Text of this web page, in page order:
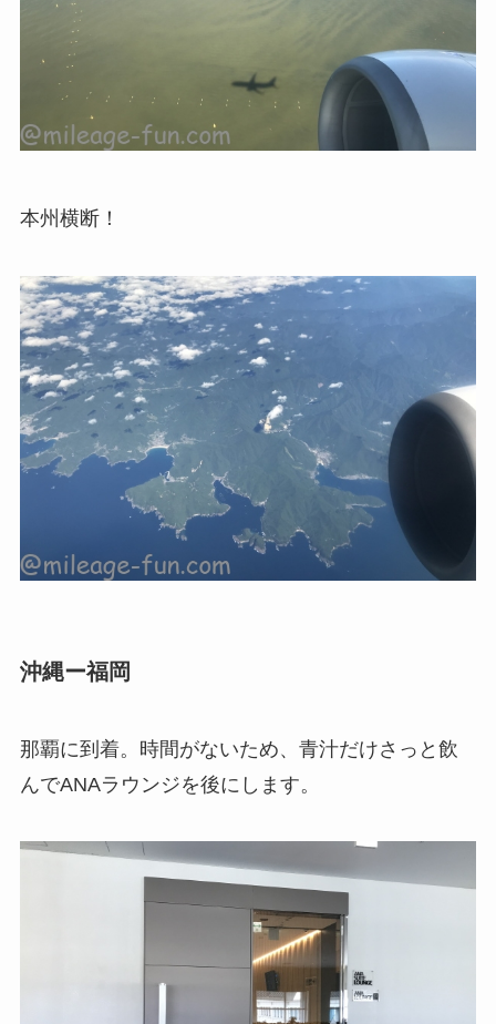
本州横断！
沖縄ー福岡
那覇に到着。時間がないため、青汁だけさっと飲
んでANAラウンジを後にします。